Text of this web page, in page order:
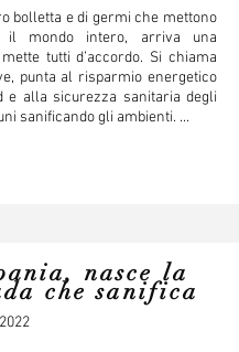
bolletta e di germi che mettono
il mondo intero, arriva una
tutti d’accordo. Si chiama
punta al risparmio energetico
e alla sicurezza sanitaria degli
sanificando gli ambienti. ...
nasce la
che sanifica